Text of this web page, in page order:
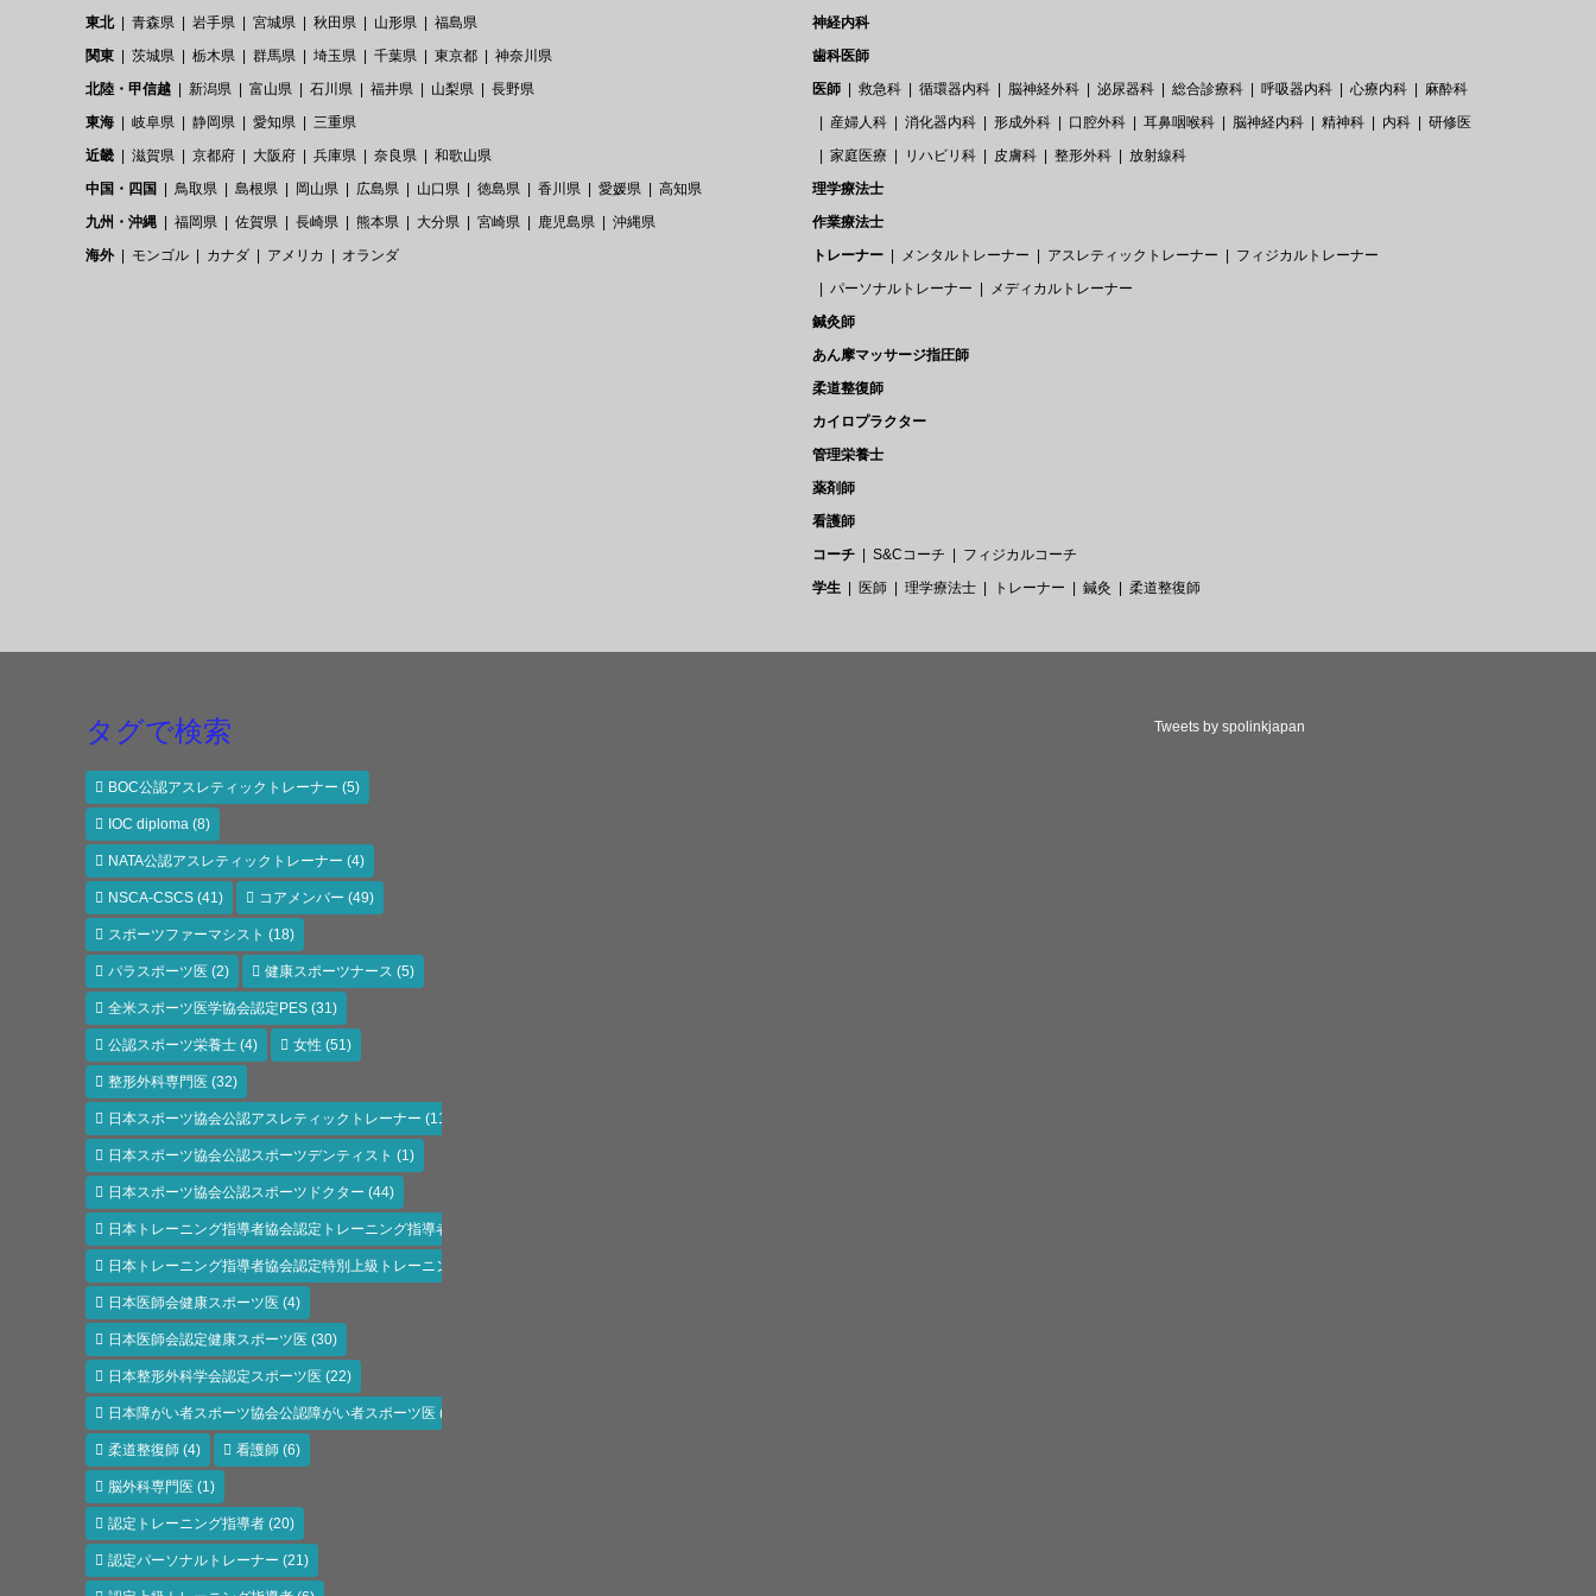
東北
青森県 岩手県 宮城県 秋田県 山形県
福島県
関東
茨城県 栃木県 群馬県 埼玉県 千葉県 東京都
神奈川県
北陸・甲信越
新潟県 富山県 石川県 福井県 山梨県
長野県
東海
岐阜県 静岡県 愛知県
三重県
近畿
滋賀県 京都府 大阪府 兵庫県 奈良県
和歌山県
中国・四国
鳥取県 島根県 岡山県 広島県 山口県 徳島県 香川県 愛媛県
高知県
九州・沖縄
福岡県 佐賀県 長崎県 熊本県 大分県 宮崎県 鹿児島県
沖縄県
海外
モンゴル カナダ アメリカ オランダ
神経内科
歯科医師
医師
救急科 循環器内科 脳神経外科 泌尿器科 総合診療科 呼吸器内科 心療内科
麻酔科
産婦人科
消化器内科 形成外科 口腔外科 耳鼻咽喉科 脳神経内科 精神科 内科
研修医
家庭医療
リハビリ科 皮膚科 整形外科
放射線科
理学療法士
作業療法士
トレーナー
メンタルトレーナー アスレティックトレーナー
フィジカルトレーナー
パーソナルトレーナー
メディカルトレーナー
鍼灸師
あん摩マッサージ指圧師
柔道整復師
カイロプラクター
管理栄養士
薬剤師
看護師
コーチ
S&Cコーチ
フィジカルコーチ
学生
医師 理学療法士 トレーナー 鍼灸 柔道整復師
タグで検索
BOC公認アスレティックトレーナー (5)
IOC diploma (8)
NATA公認アスレティックトレーナー (4)
NSCA-CSCS (41) コアメンバー (49)
スポーツファーマシスト (18)
パラスポーツ医 (2) 健康スポーツナース (5)
全米スポーツ医学協会認定PES (31)
公認スポーツ栄養士 (4) 女性 (51)
整形外科専門医 (32)
日本スポーツ協会公認アスレティックトレーナー (118)
日本スポーツ協会公認スポーツデンティスト (1)
日本スポーツ協会公認スポーツドクター (44)
日本トレーニング指導者協会認定トレーニング指導者
日本トレーニング指導者協会認定特別上級トレーニング指導者
日本医師会健康スポーツ医 (4)
日本医師会認定健康スポーツ医 (30)
日本整形外科学会認定スポーツ医 (22)
日本障がい者スポーツ協会公認障がい者スポーツ医 (11)
柔道整復師 (4) 看護師 (6)
脳外科専門医 (1)
認定トレーニング指導者 (20)
認定パーソナルトレーナー (21)
Tweets by spolinkjapan